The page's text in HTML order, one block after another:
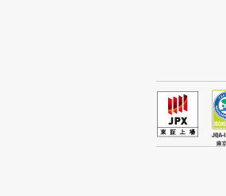
兵庫県の
兵庫県の
兵庫県